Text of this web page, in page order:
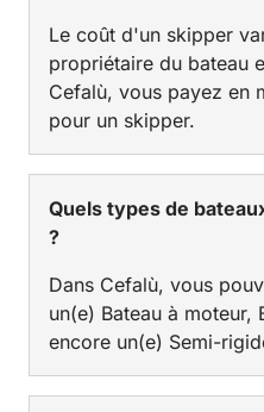
Le coût d'un skipper
propriétaire du bateau
Cefalù, vous payez en
pour un skipper.
Quels types de
?
Dans Cefalù, vous
un(e) Bateau à moteur,
encore un(e) Semi-